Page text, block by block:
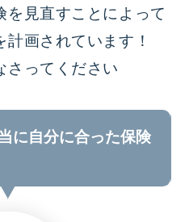
見直すことによって
画されています！
さってください
に自分に合った保険